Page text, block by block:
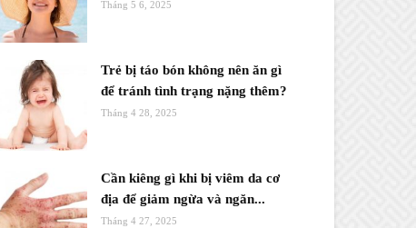
Tháng 5 6, 2025
Trẻ bị táo bón không nên ăn gì
để tránh tình trạng nặng thêm?
Tháng 4 28, 2025
Cần kiêng gì khi bị viêm da cơ
địa để giảm ngừa và ngăn...
Tháng 4 27, 2025